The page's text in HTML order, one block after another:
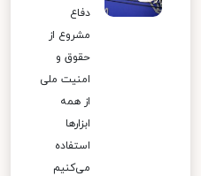
دفاع
مشروع از
حقوق و
امنیت ملی
از همه
ابزارها
استفاده
می‌کنیم